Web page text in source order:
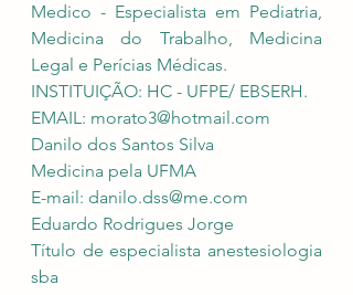
Medico - Especialista em Pediatria,
Medicina do Trabalho, Medicina
Legal e Perícias Médicas.
INSTITUIÇÃO: HC - UFPE/ EBSERH.
EMAIL: morato3@hotmail.com
Danilo dos Santos Silva
Medicina pela UFMA
E-mail: danilo.dss@me.com
Eduardo Rodrigues Jorge
Título de especialista anestesiologia
sba